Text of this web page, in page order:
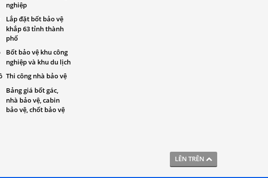
LÊN TRÊN
nghiệp
Lắp đặt bốt bảo vệ
khắp 63 tỉnh thành
phố
Bốt bảo vệ khu công
nghiệp và khu du lịch
Thi công nhà bảo vệ
Bảng giá bốt gác,
nhà bảo vệ, cabin
bảo vệ, chốt bảo vệ